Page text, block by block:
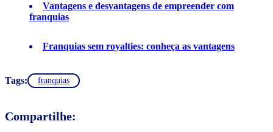
Vantagens e desvantagens de empreender com
franquias
Franquias sem royalties: conheça as vantagens
Tags: franquias
Compartilhe: